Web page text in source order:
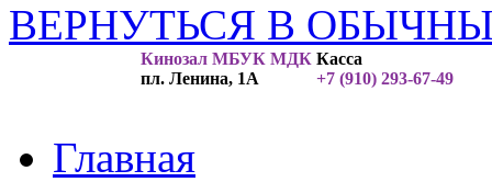
ВЕРНУТЬСЯ В
Кинозал МБУК МДК
пл. Ленина, 1А
Касса
+7 (910) 293-67-49
Главная